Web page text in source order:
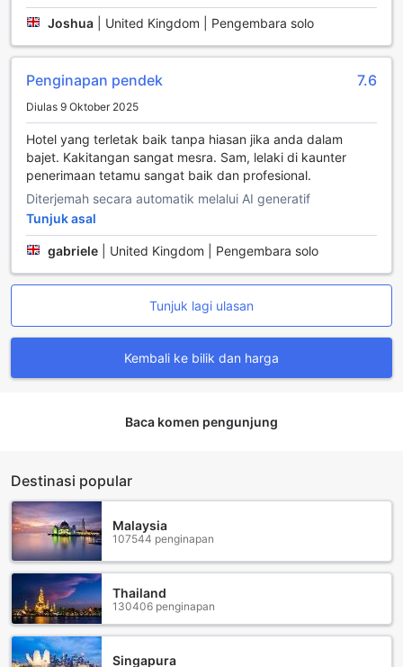
Pilihan Bilik di Anwar House
Anwar House menawarkan pelbagai pilihan bilik yang
direka untuk memenuhi keperluan semua pengunjung. Bagi
mereka yang mencari penginapan yang selesa, Bilik Double
seluas 18 meter persegi dengan pilihan 1 Katil Double atau
2 Katil Single adalah pilihan ideal. Keluarga yang lebih
besar boleh memilih Bilik Keluarga untuk 5 Dewasa yang
menyediakan ruang seluas 35 meter persegi dengan 1 Katil
Single atau 2 Katil Double. Untuk kumpulan yang lebih
besar, Bilik Keluarga untuk 6 Dewasa menawarkan
keselesaan dengan 43 meter persegi yang menampung 2
Katil Single atau 2 Katil Double. Bilik Quadruple yang selesa
seluas 36 meter persegi dilengkapi dengan 2 Katil Single
atau 1 Katil Double, manakala Bilik Single dengan Bilik
Mandi Peribadi seluas 10 meter persegi sesuai untuk
mereka yang menginginkan privasi. Terdapat juga Bilik
Single dengan Bilik Mandi Bersama yang sama luasnya.
Untuk mereka yang datang dalam kumpulan kecil, Bilik
Triple yang seluas 25 meter persegi menawarkan pilihan 3
Katil Single atau kombinasi 1 Katil Single dan 1 Katil Double.
merasa selesa dan puas hati.
Chelsea, sebuah kawasan yang terletak di tebing selatan
Sungai Thames, adalah destinasi yang memikat hati
dengan pesona sejarah dan keanggunan moden. Dikenali
dengan suasana yang tenang dan jalan-jalan yang
dipenuhi dengan pokok-pokok yang rimbun, Chelsea
menawarkan pengalaman yang unik bagi setiap
pengunjung. Di sini, anda boleh menjelajahi kedai-kedai
butik yang mewah, galeri seni yang menarik, dan kafe-kafe
yang menyajikan pelbagai hidangan lazat. Setiap sudut di
Chelsea bercerita tentang warisan budaya yang kaya,
Joshua United Kingdom | Pengembara solo
Penginapan pendek 7.6
Diulas 9 Oktober 2025
Hotel yang terletak baik tanpa hiasan jika anda dalam
bajet. Kakitangan sangat mesra. Sam, lelaki di kaunter
penerimaan tetamu sangat baik dan profesional.
Diterjemah secara automatik melalui AI generatif
Tunjuk asal
gabriele United Kingdom | Pengembara solo
Tunjuk lagi ulasan
Kembali ke bilik dan harga
Baca komen pengunjung
Destinasi popular
Malaysia
107544 penginapan
Thailand
130406 penginapan
Singapura